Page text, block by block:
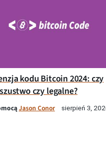
kodu Bitcoin 2024: czy
czy legalne?
Jason Conor sierpień 3,